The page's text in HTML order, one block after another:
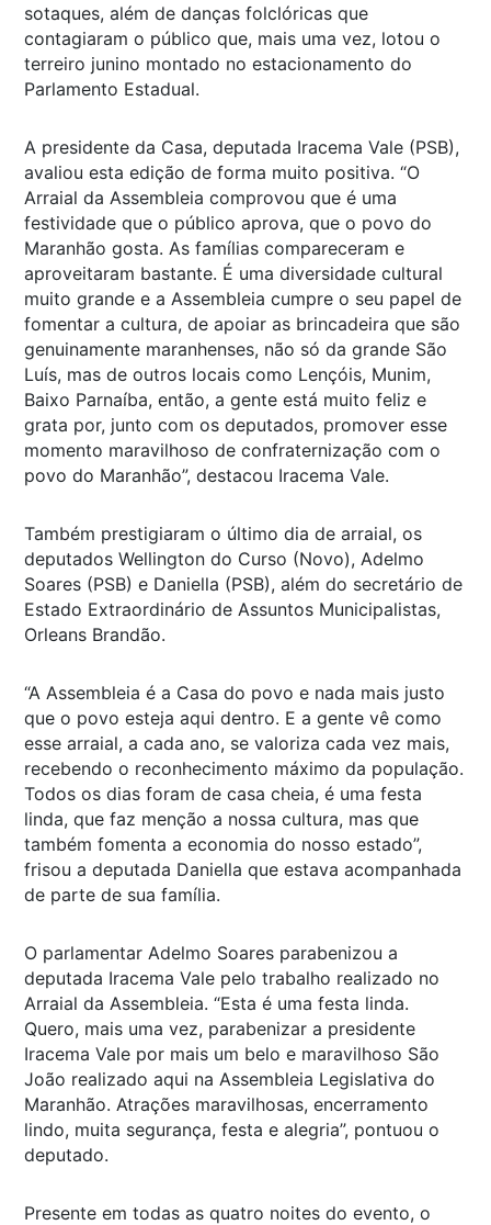
sotaques, além de danças folclóricas que
contagiaram o público que, mais uma vez, lotou o
terreiro junino montado no estacionamento do
Parlamento Estadual.
A presidente da Casa, deputada Iracema Vale (PSB),
avaliou esta edição de forma muito positiva. “O
Arraial da Assembleia comprovou que é uma
festividade que o público aprova, que o povo do
Maranhão gosta. As famílias compareceram e
aproveitaram bastante. É uma diversidade cultural
muito grande e a Assembleia cumpre o seu papel de
fomentar a cultura, de apoiar as brincadeira que são
genuinamente maranhenses, não só da grande São
Luís, mas de outros locais como Lençóis, Munim,
Baixo Parnaíba, então, a gente está muito feliz e
grata por, junto com os deputados, promover esse
momento maravilhoso de confraternização com o
povo do Maranhão”, destacou Iracema Vale.
Também prestigiaram o último dia de arraial, os
deputados Wellington do Curso (Novo), Adelmo
Soares (PSB) e Daniella (PSB), além do secretário de
Estado Extraordinário de Assuntos Municipalistas,
Orleans Brandão.
“A Assembleia é a Casa do povo e nada mais justo
que o povo esteja aqui dentro. E a gente vê como
esse arraial, a cada ano, se valoriza cada vez mais,
recebendo o reconhecimento máximo da população.
Todos os dias foram de casa cheia, é uma festa
linda, que faz menção a nossa cultura, mas que
também fomenta a economia do nosso estado”,
frisou a deputada Daniella que estava acompanhada
de parte de sua família.
O parlamentar Adelmo Soares parabenizou a
deputada Iracema Vale pelo trabalho realizado no
Arraial da Assembleia. “Esta é uma festa linda.
Quero, mais uma vez, parabenizar a presidente
Iracema Vale por mais um belo e maravilhoso São
João realizado aqui na Assembleia Legislativa do
Maranhão. Atrações maravilhosas, encerramento
lindo, muita segurança, festa e alegria”, pontuou o
deputado.
Presente em todas as quatro noites do evento, o